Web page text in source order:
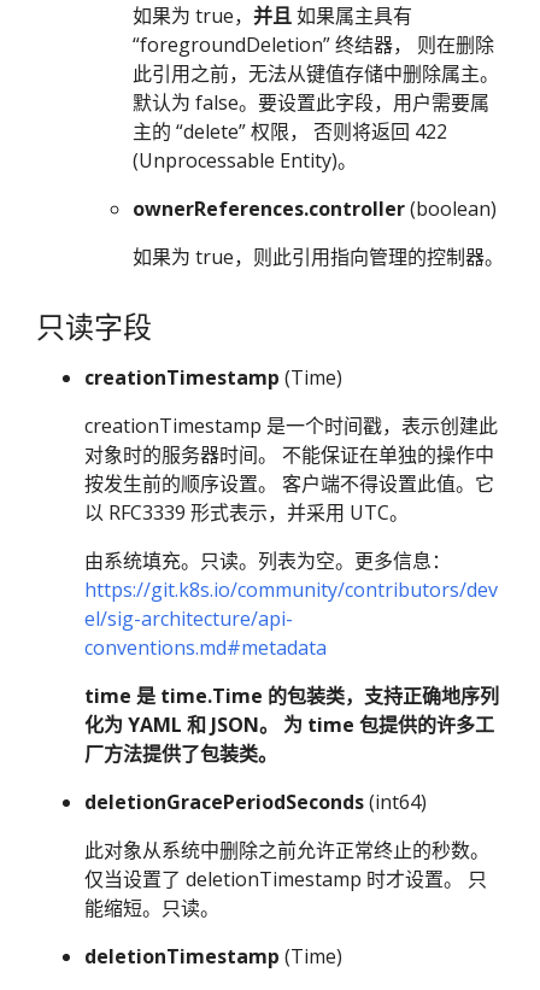
如果为 true， 并且如果属主具有
“foregroundDeletion” 终结器， 则在删除
此引用之前，无法从键值存储中删除属主。
默认为 false。要设置此字段，用户需要属
主的 “delete” 权限， 否则将返回 422
(Unprocessable Entity)。
ownerReferences.controller(boolean)
如果为 true，则此引用指向管理的控制器。
只读字段
creationTimestamp (Time)
creationTimestamp 是一个时间戳，表示创建此
对象时的服务器时间。 不能保证在单独的操作中
按发生前的顺序设置。 客户端不得设置此值。它
以 RFC3339 形式表示，并采用 UTC。
由系统填充。只读。列表为空。更多信息：
https://git.k8s.io/community/contributors/dev
el/sig-architecture/api-
conventions.md#metadata
time 是 time.Time 的包装类，支持正确地序列
化为 YAML 和 JSON。 为 time 包提供的许多工
厂方法提供了包装类。
deletionGracePeriodSeconds(int64)
此对象从系统中删除之前允许正常终止的秒数。
仅当设置了 deletionTimestamp 时才设置。 只
能缩短。只读。
deletionTimestamp (Time)